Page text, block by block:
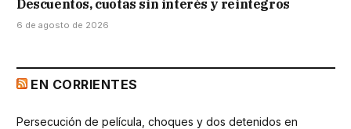
Descuentos, cuotas sin interés y reintegros
6 de agosto de 2026
EN CORRIENTES
Persecución de película, choques y dos detenidos en